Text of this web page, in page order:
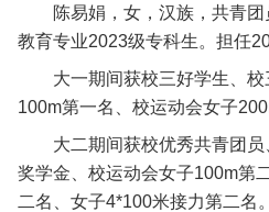
陈易娟，女，汉族，共青
教育专业2023级专科生。担任
大一期间获校三好学生、
100m第一名、校运动会女子
大二期间获校优秀共青团
奖学金、校运动会女子100m第
二名、女子4*100米接力第二名。